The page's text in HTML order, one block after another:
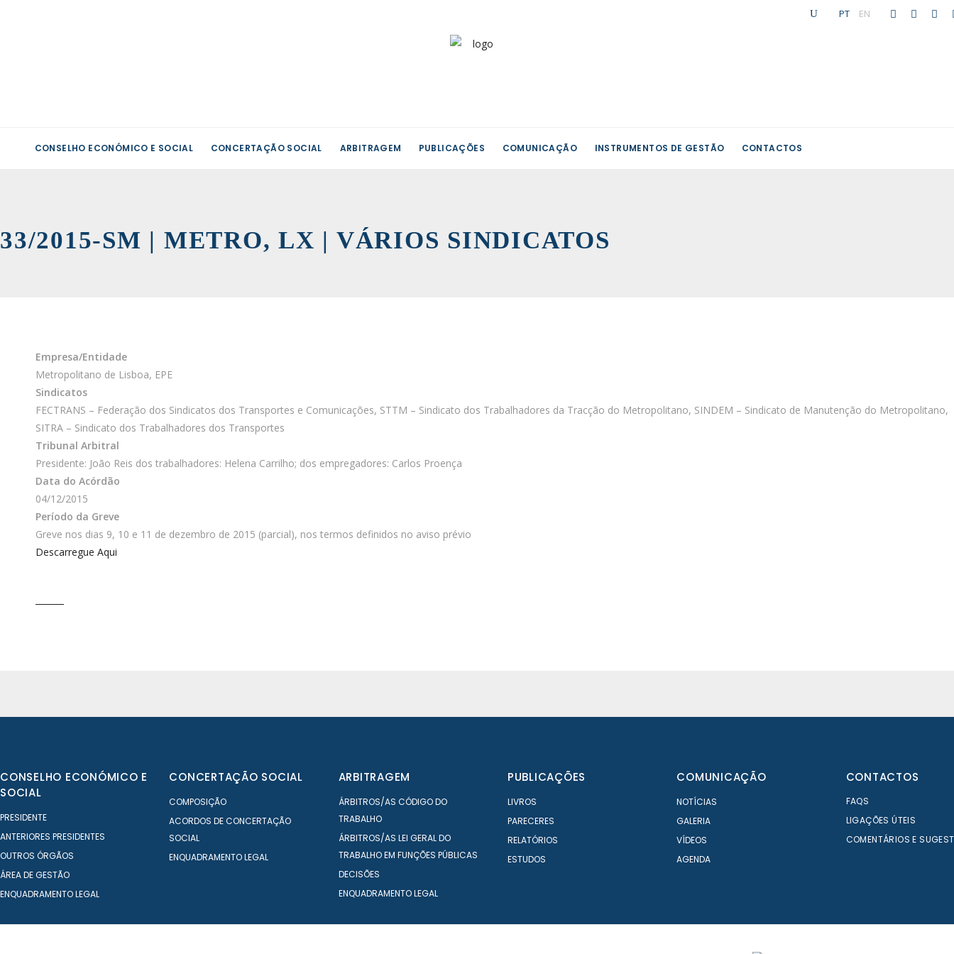
PT EN
CONSELHO ECONÓMICO E SOCIAL CONCERTAÇÃO SOCIAL ARBITRAGEM PUBLICAÇÕES COMUNICAÇÃO INSTRUMENTOS DE GESTÃO CONTACTOS
33/2015-SM | METRO, LX | VÁRIOS SINDICATOS
Empresa/Entidade
Metropolitano de Lisboa, EPE
Sindicatos
FECTRANS – Federação dos Sindicatos dos Transportes e Comunicações, STTM – Sindicato dos Trabalhadores da Tracção do Metropolitano, SINDEM – Sindicato de Manutenção do Metropolitano,
SITRA – Sindicato dos Trabalhadores dos Transportes
Tribunal Arbitral
Presidente: João Reis dos trabalhadores: Helena Carrilho; dos empregadores: Carlos Proença
Data do Acórdão
04/12/2015
Período da Greve
Greve nos dias 9, 10 e 11 de dezembro de 2015 (parcial), nos termos definidos no aviso prévio
Descarregue Aqui
CONSELHO ECONÓMICO E
SOCIAL
PRESIDENTE
ANTERIORES PRESIDENTES
OUTROS ÓRGÃOS
ÁREA DE GESTÃO
ENQUADRAMENTO LEGAL
CONCERTAÇÃO SOCIAL
COMPOSIÇÃO
ACORDOS DE CONCERTAÇÃO
SOCIAL
ENQUADRAMENTO LEGAL
ARBITRAGEM
ÁRBITROS/AS CÓDIGO DO
TRABALHO
ÁRBITROS/AS LEI GERAL DO
TRABALHO EM FUNÇÕES PÚBLICAS
DECISÕES
ENQUADRAMENTO LEGAL
PUBLICAÇÕES
LIVROS
PARECERES
RELATÓRIOS
ESTUDOS
COMUNICAÇÃO
NOTÍCIAS
GALERIA
VÍDEOS
AGENDA
CONTACTOS
FAQS
LIGAÇÕES ÚTEIS
COMENTÁRIOS E